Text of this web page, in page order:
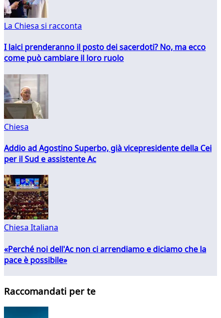
La Chiesa si racconta
I laici prenderanno il posto dei sacerdoti? No, ma ecco
come può cambiare il loro ruolo
Chiesa
Addio ad Agostino Superbo, già vicepresidente della Cei
per il Sud e assistente Ac
Chiesa Italiana
«Perché noi dell'Ac non ci arrendiamo e diciamo che la
pace è possibile»
Raccomandati per te